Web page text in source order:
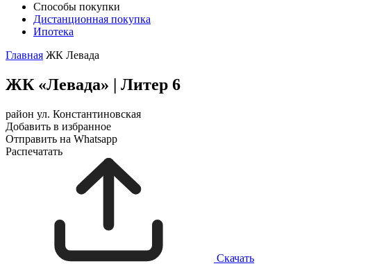
Способы покупки
Дистанционная покупка
Ипотека
Главная ЖК Левада
ЖК «Левада» | Литер 6
район ул. Константиновская
Добавить в избранное
Отправить на Whatsapp
Распечатать
Скачать